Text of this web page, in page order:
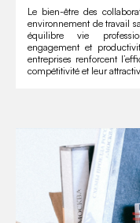
environnement de travail
équilibre vie
engagement et
entreprises renforcent
compétitivité et leur